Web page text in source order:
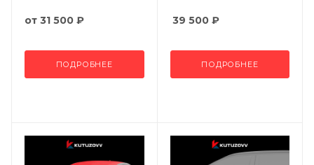
от 31 500 ₽
ПОДРОБНЕЕ
39 500₽
ПОДРОБНЕЕ